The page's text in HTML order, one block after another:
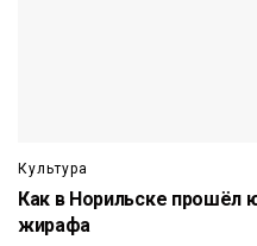
Культура
Как в Норильске прошёл
жирафа